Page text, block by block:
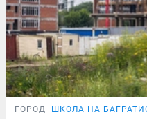
ГОРОД ШКОЛА НА